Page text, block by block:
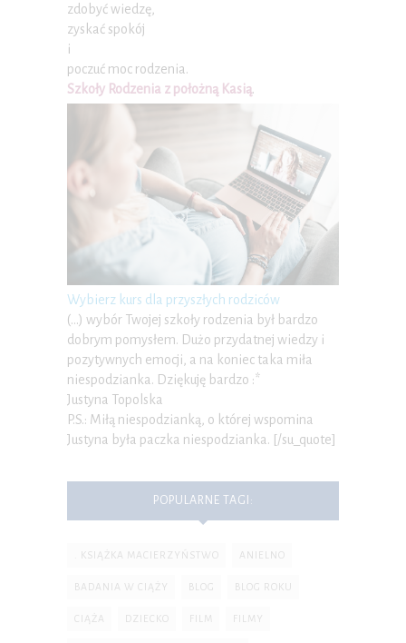
zdobyć wiedzę,
zyskać spokój
i
poczuć moc rodzenia.
Szkoły Rodzenia z położną Kasią.
Wybierz kurs dla przyszłych rodziców
(…) wybór Twojej szkoły rodzenia był bardzo
dobrym pomysłem. Dużo przydatnej wiedzy i
pozytywnych emocji, a na koniec taka miła
niespodzianka. Dziękuję bardzo :*
Justyna Topolska
P.S.: Miłą niespodzianką, o której wspomina
Justyna była paczka niespodzianka. [/su_quote]
POPULARNE TAGI:
. KSIĄŻKA MACIERZYŃSTWO ANIELNO
BADANIA W CIĄŻY BLOG BLOG ROKU
CIĄŻA DZIECKO FILM FILMY